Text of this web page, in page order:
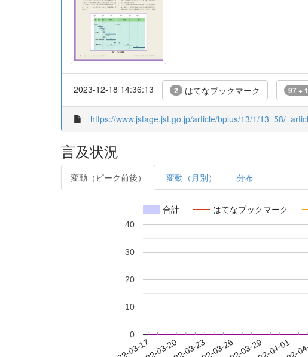
2023-12-18 14:36:13 2 はてなブックマーク 97 +
https://www.jstage.jst.go.jp/article/bplus/13/1/13_58/
言及状況
変動（ピーク前後） 変動（月別） 分布
合計 はてなブックマーク
0
10
20
30
40